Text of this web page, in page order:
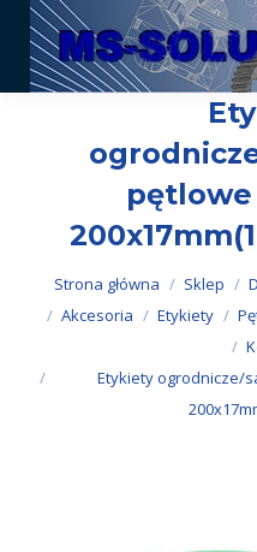
pętlowe
Jesteś tutaj:
Strona główna Sklep
Akcesoria
Etykiety
Etykiety ogrodnicze/